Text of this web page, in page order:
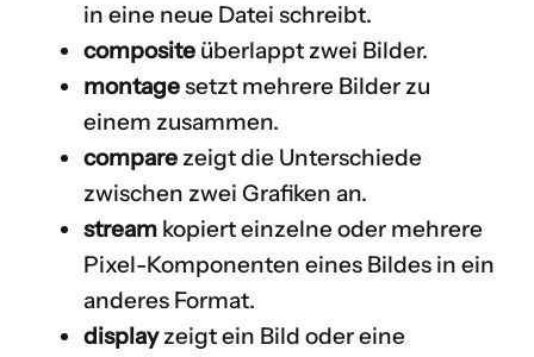
in eine neue Datei schreibt.
composite überlappt zwei Bilder.
montagesetzt mehrere Bilder zu
einem zusammen.
compare zeigt die Unterschiede
zwischen zwei Grafiken an.
stream kopiert einzelne oder mehrere
Pixel-Komponenten eines Bildes in ein
anderes Format.
displayzeigt ein Bild oder eine